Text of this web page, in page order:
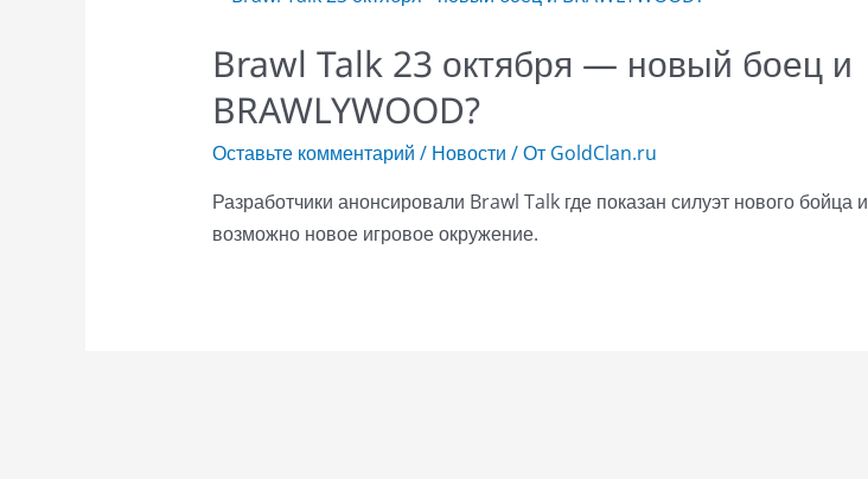
Brawl Talk 23 октября — новый боец и
BRAWLYWOOD?
Оставьте комментарий / Новости / От GoldClan.ru
Разработчики анонсировали Brawl Talk где показан силуэт нового бойца и
возможно новое игровое окружение.